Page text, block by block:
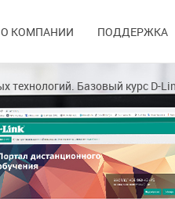
О КОМПАНИИ ПОДДЕРЖКА
технологий. Базовый курс D-